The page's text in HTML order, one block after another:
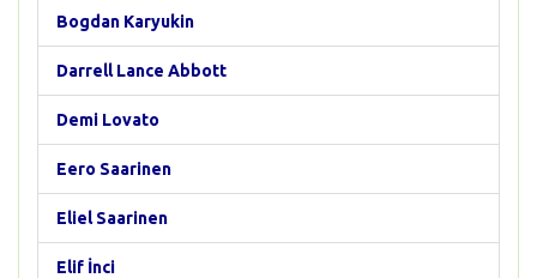
Bogdan Karyukin
Darrell Lance Abbott
Demi Lovato
Eero Saarinen
Eliel Saarinen
Elif İnci